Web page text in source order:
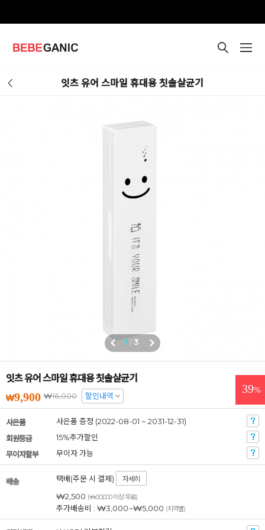
잇츠 유어 스마일 휴대용 칫솔살균기
1 / 3
잇츠 유어 스마일 휴대용 칫솔살균기
₩9,900 ₩16,000 할인내역
39%
사은품
사은품 증정 (2022-08-01 ~ 2031-12-31)
회원등급
15%추가할인
무이자할부
무이자 가능
배송 택배(주문 시 결제) 자세히
₩2,500 (₩20,000 이상 무료)
추가배송비 : ₩3,000~₩5,000 (지역별)